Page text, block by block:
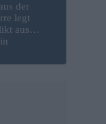
der
legt
aus